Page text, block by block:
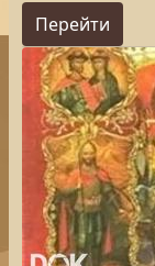
Перейти